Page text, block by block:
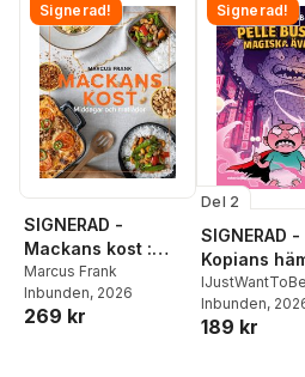
Signerad!
SIGNERAD -
Mackans kost :
Middagar och
matlådor
Marcus Frank
Inbunden, 2026
269 kr
Signerad!
Del 2
SIGNERAD -
Kopians
Joel
Ejdemo Beer
Inbunden,
189 kr